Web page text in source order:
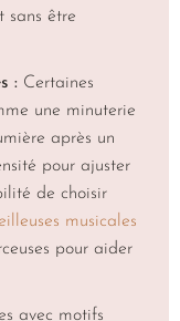
sans être
: Certaines
une minuterie
après un
pour ajuster
de choisir
musicales
pour aider
avec motifs